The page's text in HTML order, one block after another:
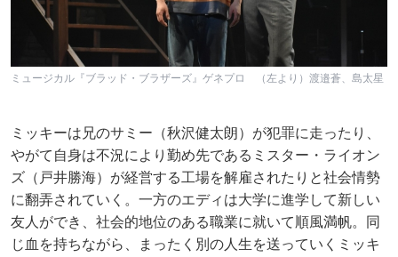
ミュージカル『ブラッド・ブラザーズ』ゲネプロ （左より）渡邉蒼、島太星
ミッキーは兄のサミー（秋沢健太朗）が犯罪に走ったり、
やがて自身は不況により勤め先であるミスター・ライオン
ズ（戸井勝海）が経営する工場を解雇されたりと社会情勢
に翻弄されていく。一方のエディは大学に進学して新しい
友人ができ、社会的地位のある職業に就いて順風満帆。同
じ血を持ちながら、まったく別の人生を送っていくミッキ